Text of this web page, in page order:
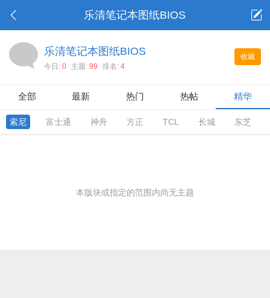
乐清笔记本图纸BIOS
收藏
乐清笔记本图纸BIOS
今日: 0 主题: 99 排名: 4
全部 最新 热门 热帖 精华
索尼 富士通 神舟 方正 TCL 长城 东芝
本版块或指定的范围内尚无主题